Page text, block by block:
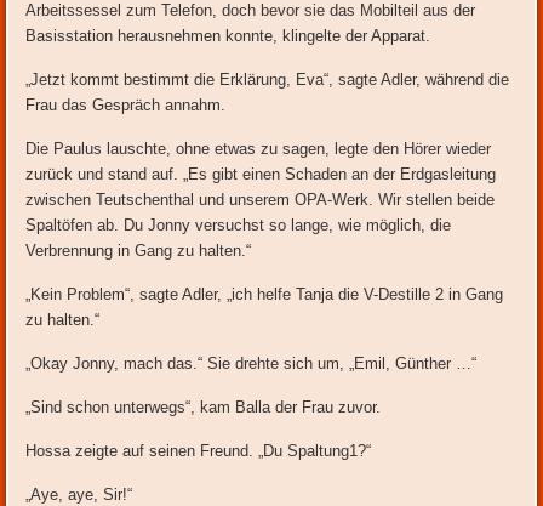
Arbeitssessel zum Telefon, doch bevor sie das Mobilteil aus der
Basisstation herausnehmen konnte, klingelte der Apparat.
„Jetzt kommt bestimmt die Erklärung, Eva“, sagte Adler, während die
Frau das Gespräch annahm.
Die Paulus lauschte, ohne etwas zu sagen, legte den Hörer wieder
zurück und stand auf. „Es gibt einen Schaden an der Erdgasleitung
zwischen Teutschenthal und unserem OPA-Werk. Wir stellen beide
Spaltöfen ab. Du Jonny versuchst so lange, wie möglich, die
Verbrennung in Gang zu halten.“
„Kein Problem“, sagte Adler, „ich helfe Tanja die V-Destille 2 in Gang
zu halten.“
„Okay Jonny, mach das.“ Sie drehte sich um, „Emil, Günther …“
„Sind schon unterwegs“, kam Balla der Frau zuvor.
Hossa zeigte auf seinen Freund. „Du Spaltung1?“
„Aye, aye, Sir!“